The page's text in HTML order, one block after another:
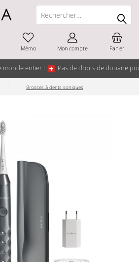
monde entier ! Pas de droits de douane
Panier
Mémo Mon compte
Brosses à dents soniques